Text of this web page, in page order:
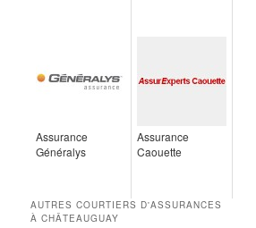
Assurance
Généralys
Assurance
Caouette
AUTRES COURTIERS D'ASSURANCES
À CHÂTEAUGUAY